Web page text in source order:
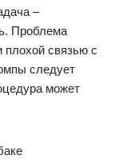
–
Проблема
связью с
следует
может